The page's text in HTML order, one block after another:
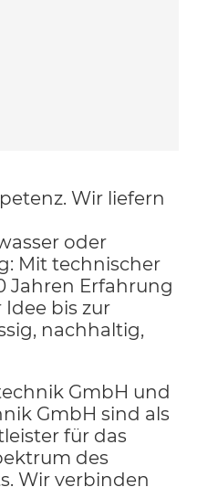
Wir liefern
oder
Mit technischer
Jahren Erfahrung
bis zur
nachhaltig,
GmbH und
GmbH sind als
für das
des
Wir verbinden